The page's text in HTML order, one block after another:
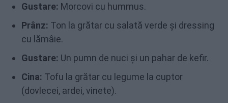
Gustare: Morcovi cu hummus.
Prânz: Ton la grătar cu salată verde și dressing
cu lămâie.
Gustare: Un pumn de nuci și un pahar de kefir.
Cina: Tofu la grătar cu legume la cuptor
(dovlecei, ardei, vinete).